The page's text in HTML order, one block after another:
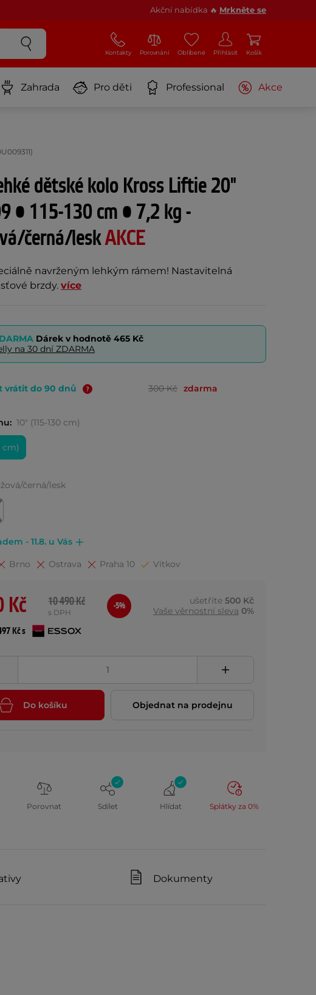
Akční nabídka 🔥 Mrkněte se
Kontakty Porovnání Oblíbené Přihlásit Košík
Zahrada Pro děti Professional Akce
dětské kolo Kross Liftie 20"
• 115-130 cm • 7,2 kg -
černá/leskAKCE
navrženým lehkým rámem! Nastavitelná
brzdy. více
Dárek v hodnotě 465 Kč
na 30 dní ZDARMA
vrátit do 90 dnů 300 Kč zdarma
10" (115-130 cm)
cm)
černá/lesk
- 11.8. u Vás
Brno Ostrava Praha 10 Vítkov
Kč 10 490 Kč
s DPH
-5% ušetříte 500 Kč
Vaše věrnostní sleva 0%
Kč s
Do košíku Objednat na prodejnu
Porovnat Sdílet Hlídat Splátky za 0%
Dokumenty